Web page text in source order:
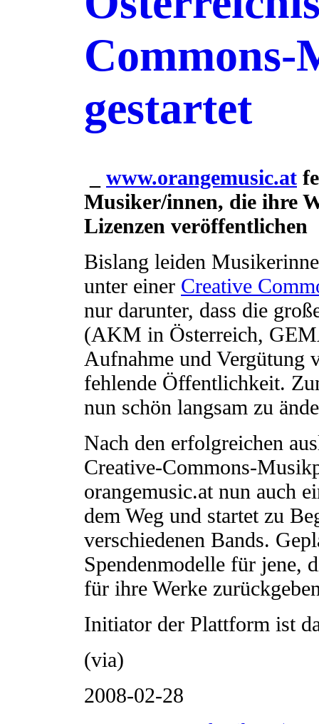
gestartet
www.orangemusic.at
Musiker/innen, die ihre
Lizenzen veröffentlichen
Bislang leiden
unter einer Creative
nur darunter, dass die
(AKM in Österreich,
Aufnahme und Vergütung
fehlende Öffentlichkeit.
nun schön langsam zu
Nach den erfolgreichen
Creative-Commons-
orangemusic.at nun auch
dem Weg und startet zu
verschiedenen Bands.
Spendenmodelle für jene,
für ihre Werke
Initiator der Plattform ist
(via)
2008-02-28